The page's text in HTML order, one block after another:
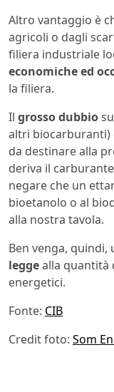
Altro vantaggio è
agricoli o dagli
filiera industriale
economiche ed
la filiera.
Il grosso dubbio
altri biocarburanti)
da destinare alla
deriva il
negare che un
bioetanolo o al
alla nostra tavola.
Ben venga, quindi,
leggealla quantità
energetici.
Fonte: CIB
Credit foto: Som